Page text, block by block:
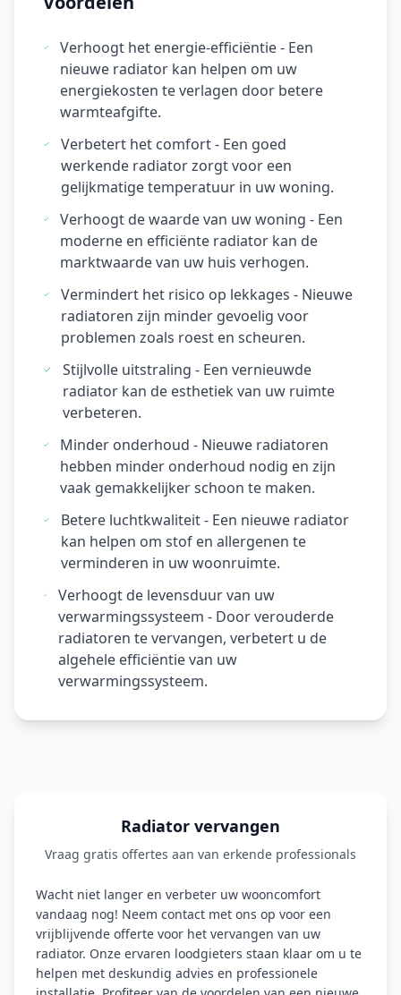
Verhoogt het energie-efficiëntie - Een
nieuwe radiator kan helpen om uw
energiekosten te verlagen door betere
warmteafgifte.
Verbetert het comfort - Een goed
werkende radiator zorgt voor een
gelijkmatige temperatuur in uw woning.
Verhoogt de waarde van uw woning - Een
moderne en efficiënte radiator kan de
marktwaarde van uw huis verhogen.
Vermindert het risico op lekkages - Nieuwe
radiatoren zijn minder gevoelig voor
problemen zoals roest en scheuren.
Stijlvolle uitstraling - Een vernieuwde
radiator kan de esthetiek van uw ruimte
verbeteren.
Minder onderhoud - Nieuwe radiatoren
hebben minder onderhoud nodig en zijn
vaak gemakkelijker schoon te maken.
Betere luchtkwaliteit - Een nieuwe radiator
kan helpen om stof en allergenen te
verminderen in uw woonruimte.
Verhoogt de levensduur van uw
verwarmingssysteem - Door verouderde
radiatoren te vervangen, verbetert u de
algehele efficiëntie van uw
verwarmingssysteem.
Radiator vervangen
Vraag gratis offertes aan van erkende professionals
Wacht niet langer en verbeter uw wooncomfort
vandaag nog! Neem contact met ons op voor een
vrijblijvende offerte voor het vervangen van uw
radiator. Onze ervaren loodgieters staan klaar om u te
helpen met deskundig advies en professionele